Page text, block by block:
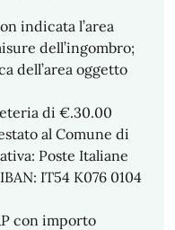
indicata l’area
dell’ingombro;
dell’area oggetto
di €.30.00
al Comune di
Poste Italiane
IT54 K076 0104
con importo